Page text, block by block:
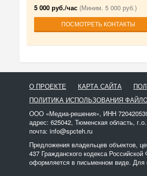
5 000 руб./час (Миним. 5 000 руб.)
ПОСМОТРЕТЬ КОНТАКТЫ
О ПРОЕКТЕ КАРТА САЙТА
ПОЛИТИКА ИСПОЛЬЗОВАНИЯ
ООО «Медиа-решения», ИНН
адрес: 625042, Тюменская область,
почта: info@spcteh.ru
Предложения владельцев объектов,
437 Гражданского кодекса
оформляется в письменном виде. Для